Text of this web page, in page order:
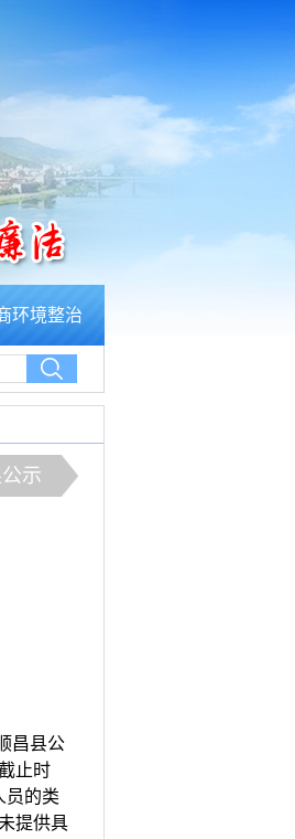
环境整治
示
昌县公
止时
员的类
提供具